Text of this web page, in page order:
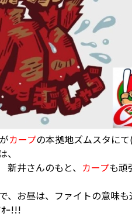
カープの本拠地ズムスタに
井さんのもと、 カープも頑
、お昼は、ファイトの意味
ｰ!!!